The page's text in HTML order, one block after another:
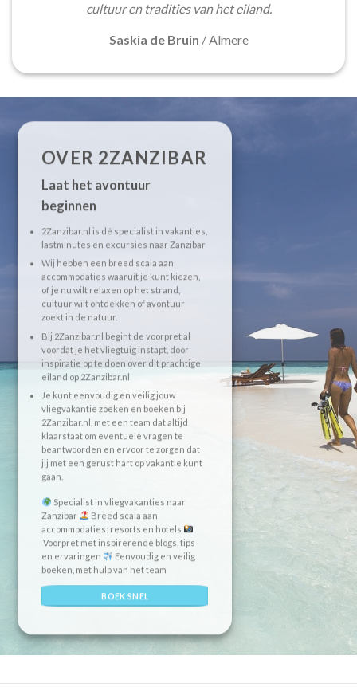
cultuur en tradities van het eiland.
Saskia de Bruin /Almere
OVER 2ZANZIBAR
Laat het avontuur
beginnen
2Zanzibar.nl is dé specialist in vakanties,
lastminutes en excursies naar Zanzibar
Wij hebben een breed scala aan
accommodaties waaruit je kunt kiezen,
of je nu wilt relaxen op het strand,
cultuur wilt ontdekken of avontuur
zoekt in de natuur.
Bij 2Zanzibar.nl begint de voorpret al
voordat je het vliegtuig instapt, door
inspiratie op te doen over dit prachtige
eiland op 2Zanzibar.nl
Je kunt eenvoudig en veilig jouw
vliegvakantie zoeken en boeken bij
2Zanzibar.nl, met een team dat altijd
klaarstaat om eventuele vragen te
beantwoorden en ervoor te zorgen dat
jij met een gerust hart op vakantie kunt
gaan.
Specialist in vliegvakanties naar
Zanzibar
Breed scala aan
accommodaties: resorts en hotels
Voorpret met inspirerende blogs, tips
en ervaringen
Eenvoudig en veilig
boeken, met hulp van het team
BOEK SNEL